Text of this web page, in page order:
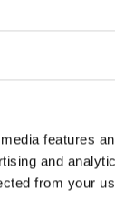
features
and
from your
sig,
der
tilgang
og